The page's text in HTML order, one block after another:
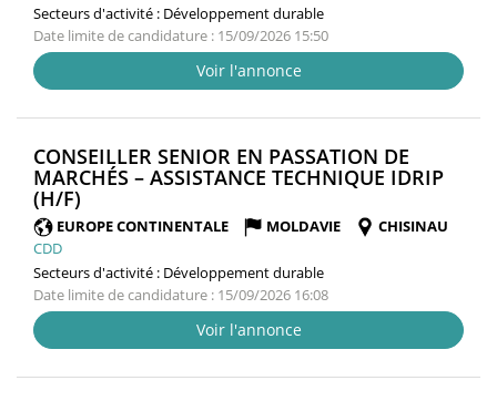
Secteurs d'activité : Développement durable
Date limite de candidature : 15/09/2026 15:50
Voir l'annonce
CONSEILLER SENIOR EN PASSATION DE
MARCHÉS – ASSISTANCE TECHNIQUE IDRIP
(H/F)
FENÊTRE)
EUROPE CONTINENTALE MOLDAVIE
CHISINAU
CDD
Secteurs d'activité : Développement durable
Date limite de candidature : 15/09/2026 16:08
Voir l'annonce